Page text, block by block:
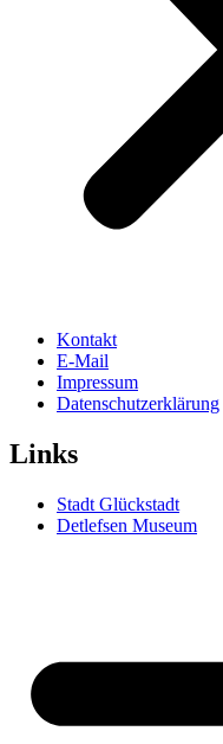
Kontakt
E-Mail
Impressum
Datenschutzerklärung
Links
Stadt Glückstadt
Detlefsen Museum